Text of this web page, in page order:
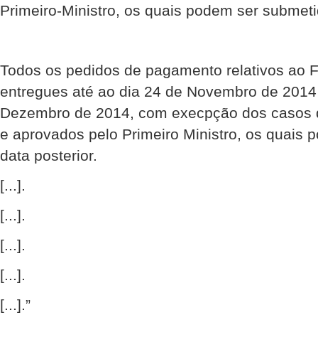
Primeiro-Ministro, os quais podem ser
Todos os pedidos de pagamento relativos ao
entregues até ao dia 24 de Novembro de
Dezembro de 2014, com execpção dos
e aprovados pelo Primeiro Ministro, os quais
data posterior.
[...].
[...].
[...].
[...].
[...].”